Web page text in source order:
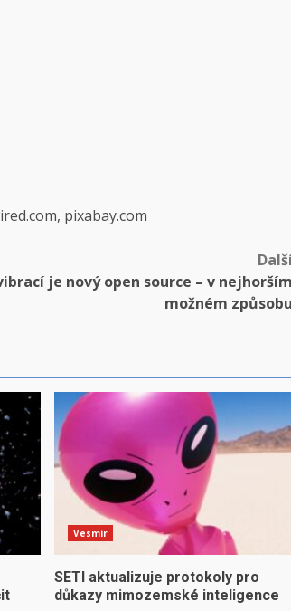
pixabay.com
je nový open source – v nejhorším
možném způsobu
Vesmír
SETI aktualizuje protokoly pro
důkazy mimozemské inteligence